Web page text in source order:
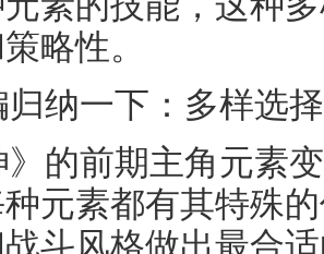
略性。
归纳一下：多样选
》的前期主角元素
元素都有其特殊
斗风格做出最合